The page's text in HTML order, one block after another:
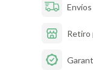
Retiro